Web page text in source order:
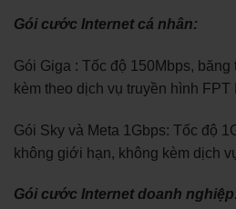
Gói cước Internet cá nhân:
Gói Giga : Tốc độ 150Mbps,
kèm theo dịch vụ truyền hình FPT
Gói Sky và Meta 1Gbps: Tốc độ
không giới hạn, không kèm dịch
Gói cước Internet doanh